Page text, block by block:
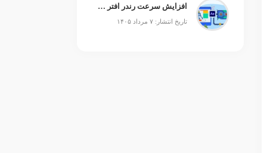
افزایش سرعت رندر افتر افکت؛ رفع کندی After Effects
تاریخ انتشار: ۷ مرداد ۱۴۰۵